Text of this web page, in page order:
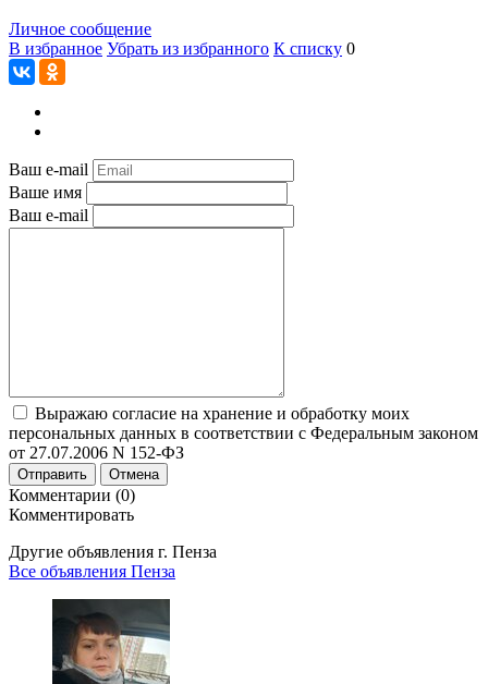
Личное сообщение
В избранное Убрать из избранного К списку 0
Ваш e-mail
Ваше имя
Ваш e-mail
Выражаю согласие на хранение и обработку моих
персональных данных в соответствии с Федеральным законом
от 27.07.2006 N 152-ФЗ
Отправить Отмена
Комментарии (0)
Комментировать
Другие объявления г. Пенза
Все объявления Пенза